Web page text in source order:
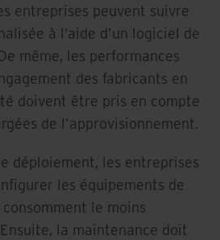
entreprises peuvent suivre
à l’aide d’un logiciel de
même, les performances
des fabricants en
doivent être pris en compte
de l'approvisionnement.
déploiement, les entreprises
les équipements de
le moins
la maintenance doit